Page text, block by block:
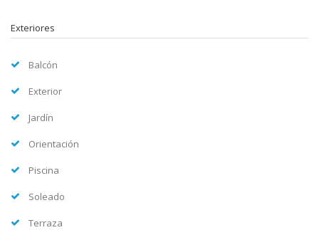
Exteriores
Balcón
Exterior
Jardín
Orientación
Piscina
Soleado
Terraza